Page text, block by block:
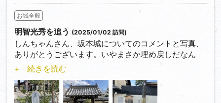
お城全般
明智光秀を追う (2025/01/02 訪問)
しんちゃんさん、坂本城についてのコメントと写真、
ありがとうございます。いやまさか埋め戻しだなん
て… 悲しくてたまりません。明智光秀の石垣を是非と
も生で見たかったです… マジで残念😭
ということで、淀古城に行ってきました。淀城から約
10分ほどの住宅街の中にあります。遺構はありませ
+ 続きを読む